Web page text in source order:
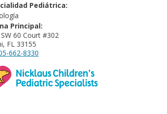
Pediátrica:
Principal:
60 Court #302
FL 33155
662-8330